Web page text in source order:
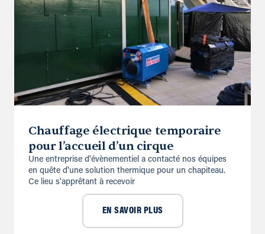
Chauffage électrique temporaire
pour l’accueil d’un cirque
Une entreprise d'évènementiel a contacté nos équipes
en quête d'une solution thermique pour un chapiteau.
Ce lieu s'apprêtant à recevoir
EN SAVOIR PLUS